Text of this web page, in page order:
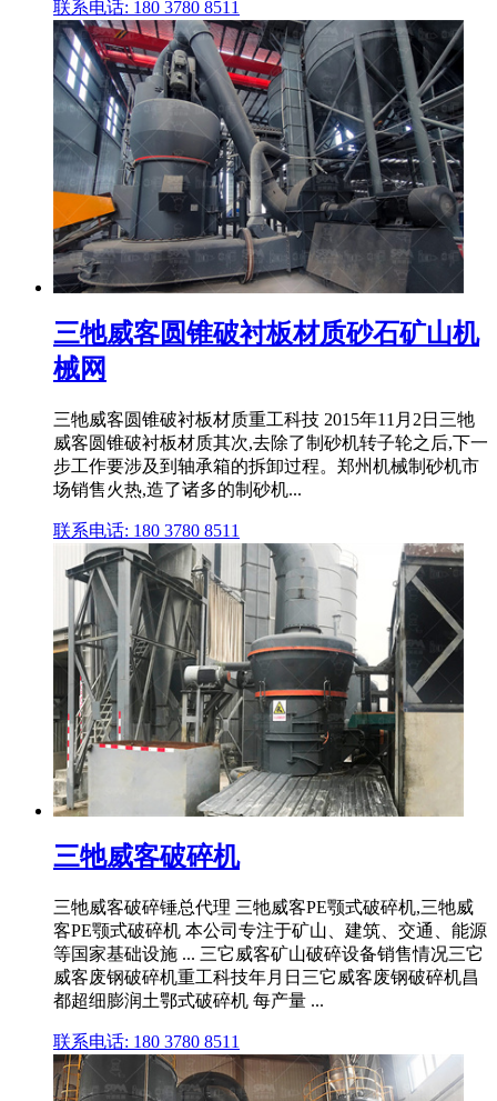
联系电话: 180 3780 8511
三牠威客圆锥破衬板材质砂石矿山机
械网
三牠威客圆锥破衬板材质重工科技 2015年11月2日三牠
威客圆锥破衬板材质其次,去除了制砂机转子轮之后,下一
步工作要涉及到轴承箱的拆卸过程。郑州机械制砂机市
场销售火热,造了诸多的制砂机...
联系电话: 180 3780 8511
三牠威客破碎机
三牠威客破碎锤总代理 三牠威客PE颚式破碎机,三牠威
客PE颚式破碎机 本公司专注于矿山、建筑、交通、能源
等国家基础设施 ... 三它威客矿山破碎设备销售情况三它
威客废钢破碎机重工科技年月日三它威客废钢破碎机昌
都超细膨润土鄂式破碎机 每产量 ...
联系电话: 180 3780 8511